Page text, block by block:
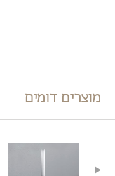
מוצרים דומים